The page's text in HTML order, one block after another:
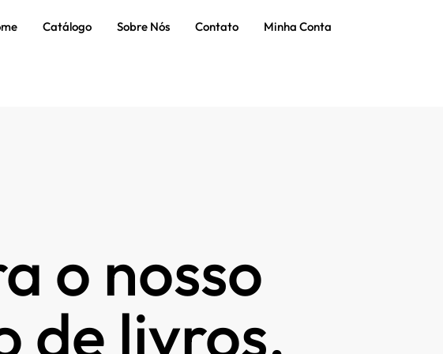
Catálogo Sobre Nós Contato Minha Conta
o nosso
de livros.